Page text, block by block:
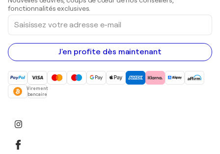
Peintures acryliques
fonctionnalités exclusives.
Saisissez
votre
adresse
e-
mail
J'en profite dès maintenant
Virement
bancaire